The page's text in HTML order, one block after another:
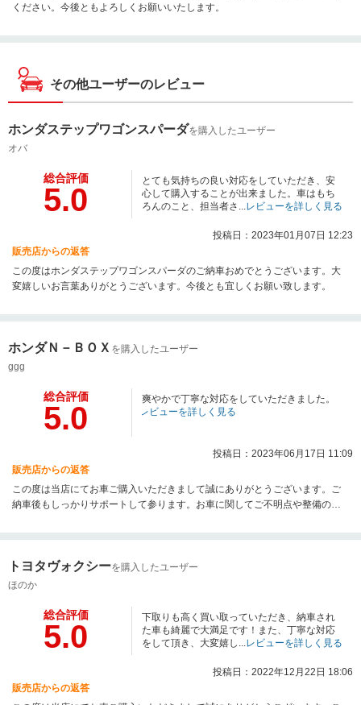
ください。今後ともよろしくお願いいたします。
その他ユーザーのレビュー
ホンダステップワゴンスパーダを購入したユーザー
オバ
総合評価
5.0
とても気持ちの良い対応をしていただき、安
心して購入することが出来ました。車はもち
ろんのこと、担当者さ... レビューを詳しく見る
投稿日：2023年01月07日 12:23
販売店からの返答
この度はホンダステップワゴンスパーダのご納車おめでとうございます。大
変嬉しいお言葉ありがとうございます。今後とも宜しくお願い致します。
ホンダＮ－ＢＯＸ を購入したユーザー
ggg
総合評価
5.0
爽やかで丁寧な対応をしていただきました。
レビューを詳しく見る
投稿日：2023年06月17日 11:09
販売店からの返答
この度は当店にてお車ご購入いただきまして誠にありがとうございます。ご
納車後もしっかりサポートして参ります。お車に関してご不明点や整備のご
りお待ち申し上げております。
トヨタヴォクシーを購入したユーザー
ほのか
総合評価
5.0
下取りも高く買い取っていただき、納車され
た車も綺麗で大満足です！また、丁寧な対応
をして頂き、大変嬉し... レビューを詳しく見る
投稿日：2022年12月22日 18:06
販売店からの返答